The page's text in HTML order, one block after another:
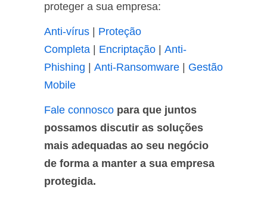
proteger a sua empresa:
Anti-vírus
Proteção
Completa
Encriptação
Anti-
Phishing
Anti-Ransomware
Gestão
Mobile
Fale connosco para que juntos
possamos discutir as soluções
mais adequadas ao seu negócio
de forma a manter a sua empresa
protegida.